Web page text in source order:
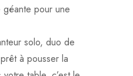
pour une
solo, duo de
à pousser la